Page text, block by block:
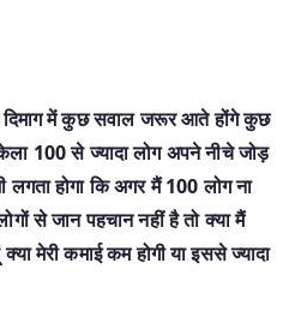
में कुछ सवाल जरूर आते होंगे कुछ
100 से ज्यादा लोग अपने नीचे जोड़
होगा कि अगर मैं 100 लोग ना
से जान पहचान नहीं है तो क्या मैं
मेरी कमाई कम होगी या इससे ज्यादा